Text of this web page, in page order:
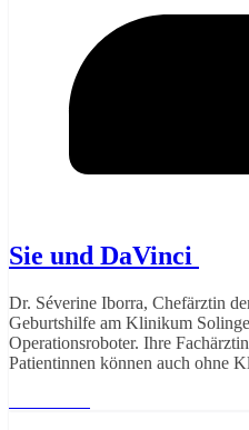
Sie und DaVinci
Dr. Séverine Iborra, Chefärztin
Geburtshilfe am Klinikum
Operationsroboter. Ihre
Patientinnen können auch ohne